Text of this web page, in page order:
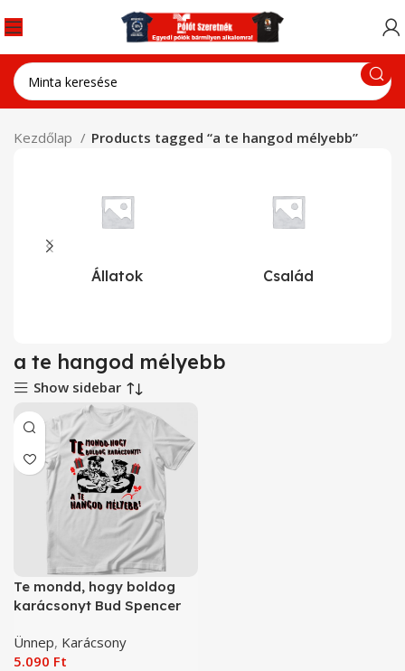
Kezdőlap Products tagged “a te hangod mélyebb”
Állatok Család
a te hangod mélyebb
Show sidebar
Te mondd, hogy boldog
karácsonyt Bud Spencer
Ünnep, Karácsony
5.090 Ft